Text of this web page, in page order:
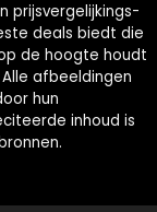
prijsvergelijkings-
deals biedt die
de hoogte houdt
afbeeldingen
hun
inhoud is